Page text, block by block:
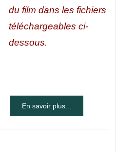
du film dans les fichiers
téléchargeables ci-
dessous.
En savoir plus...